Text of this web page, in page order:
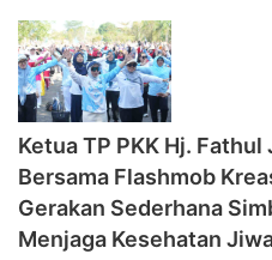
‎Ketua TP PKK Hj.
Bersama Flashmob
Gerakan Sederhana
Menjaga Kesehatan